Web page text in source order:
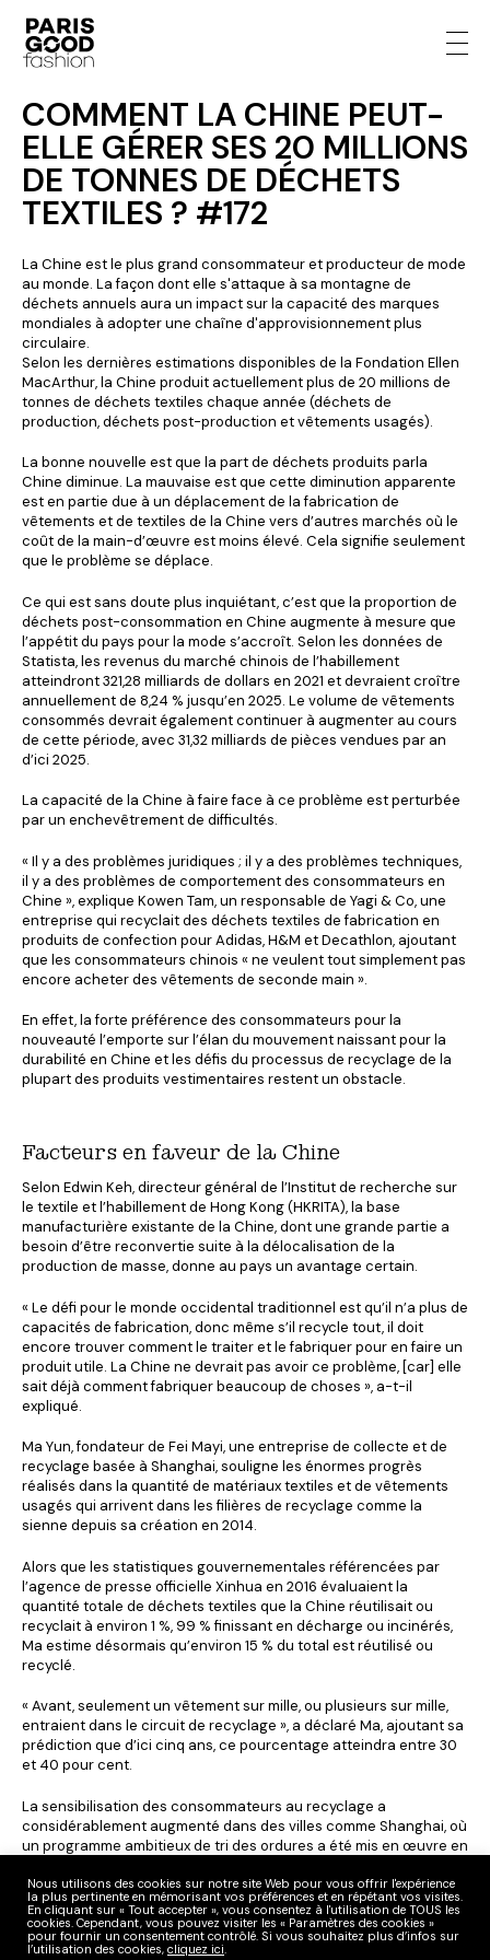
COMMENT LA CHINE PEUT-
ELLE GÉRER SES 20 MILLIONS
DE TONNES DE DÉCHETS
TEXTILES ? #172
La Chine est le plus grand consommateur et producteur de mode
au monde. La façon dont elle s'attaque à sa montagne de
déchets annuels aura un impact sur la capacité des marques
mondiales à adopter une chaîne d'approvisionnement plus
circulaire.
Selon les dernières estimations disponibles de la Fondation Ellen
MacArthur, la Chine produit actuellement plus de 20 millions de
tonnes de déchets textiles chaque année (déchets de
production, déchets post-production et vêtements usagés).
La bonne nouvelle est que la part de déchets produits parla
Chine diminue. La mauvaise est que cette diminution apparente
est en partie due à un déplacement de la fabrication de
vêtements et de textiles de la Chine vers d’autres marchés où le
coût de la main-d’œuvre est moins élevé. Cela signifie seulement
que le problème se déplace.
Ce qui est sans doute plus inquiétant, c’est que la proportion de
déchets post-consommation en Chine augmente à mesure que
l’appétit du pays pour la mode s’accroît. Selon les données de
Statista, les revenus du marché chinois de l’habillement
atteindront 321,28 milliards de dollars en 2021 et devraient croître
annuellement de 8,24 % jusqu’en 2025. Le volume de vêtements
consommés devrait également continuer à augmenter au cours
de cette période, avec 31,32 milliards de pièces vendues par an
d’ici 2025.
La capacité de la Chine à faire face à ce problème est perturbée
par un enchevêtrement de difficultés.
« Il y a des problèmes juridiques ; il y a des problèmes techniques,
il y a des problèmes de comportement des consommateurs en
Chine », explique Kowen Tam, un responsable de Yagi & Co, une
entreprise qui recyclait des déchets textiles de fabrication en
produits de confection pour Adidas, H&M et Decathlon, ajoutant
que les consommateurs chinois « ne veulent tout simplement pas
encore acheter des vêtements de seconde main ».
En effet, la forte préférence des consommateurs pour la
nouveauté l’emporte sur l’élan du mouvement naissant pour la
durabilité en Chine et les défis du processus de recyclage de la
plupart des produits vestimentaires restent un obstacle.
Facteurs en faveur de la Chine
Selon Edwin Keh, directeur général de l’Institut de recherche sur
le textile et l’habillement de Hong Kong (HKRITA), la base
manufacturière existante de la Chine, dont une grande partie a
besoin d’être reconvertie suite à la délocalisation de la
production de masse, donne au pays un avantage certain.
« Le défi pour le monde occidental traditionnel est qu’il n’a plus de
capacités de fabrication, donc même s’il recycle tout, il doit
encore trouver comment le traiter et le fabriquer pour en faire un
produit utile. La Chine ne devrait pas avoir ce problème, [car] elle
sait déjà comment fabriquer beaucoup de choses », a-t-il
expliqué.
Ma Yun, fondateur de Fei Mayi, une entreprise de collecte et de
recyclage basée à Shanghai, souligne les énormes progrès
réalisés dans la quantité de matériaux textiles et de vêtements
usagés qui arrivent dans les filières de recyclage comme la
sienne depuis sa création en 2014.
Alors que les statistiques gouvernementales référencées par
l’agence de presse officielle Xinhua en 2016 évaluaient la
quantité totale de déchets textiles que la Chine réutilisait ou
recyclait à environ 1 %, 99 % finissant en décharge ou incinérés,
Ma estime désormais qu’environ 15 % du total est réutilisé ou
recyclé.
« Avant, seulement un vêtement sur mille, ou plusieurs sur mille,
entraient dans le circuit de recyclage », a déclaré Ma, ajoutant sa
prédiction que d’ici cinq ans, ce pourcentage atteindra entre 30
et 40 pour cent.
La sensibilisation des consommateurs au recyclage a
considérablement augmenté dans des villes comme Shanghai, où
un programme ambitieux de tri des ordures a été mis en œuvre en
Ceci étant dit, même si Ma affirme que le coût de la collecte est
l’un des plus grands défis à relever pour la rentabilité de son
entreprise et de celles qui lui ressemblent, la partie la plus difficile
Nous utilisons des cookies sur notre site Web pour vous offrir l'expérience
la plus pertinente en mémorisant vos préférences et en répétant vos visites.
En cliquant sur « Tout accepter », vous consentez à l'utilisation de TOUS les
cookies. Cependant, vous pouvez visiter les « Paramètres des cookies »
pour fournir un consentement contrôlé. Si vous souhaitez plus d’infos sur
l’utilisation des cookies, cliquez ici.